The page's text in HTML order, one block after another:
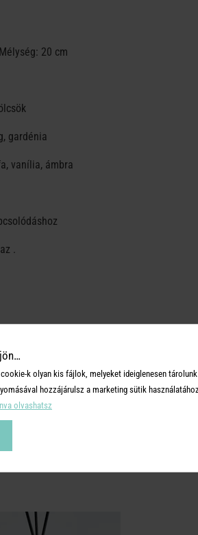
20 cm
gardénia
vanília, ámbra
.
TERMÉKEI
k olyan kis fájlok, melyeket ideiglenesen
hozzájárulsz a marketing sütik
olvashatsz